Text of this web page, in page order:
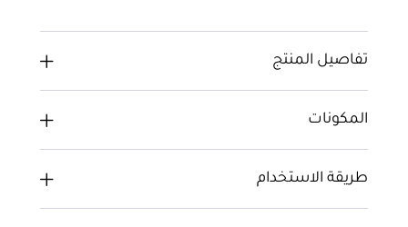
تفاصيل المنتج
المكونات
طريقة الاستخدام